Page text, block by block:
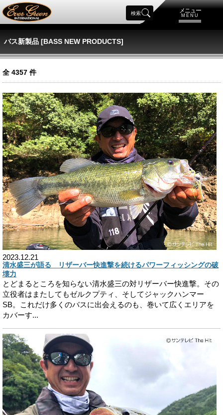
メニュー
MENU
検索
バス新製品 [BASS NEW PRODUCTS]
全 4357 件
2023.12.21
清水盛三が語る リザーバー快進撃を続けるパワーフィッシングの破
壊力
とどまるところを知らない清水盛三の対リザーバー快進撃。その
立役者はまたしてもゼルクプティ、そしてジャックハンマー
SB。これだけ多くのバスに出会えるのも、巻いて広くエリアを
カバーす...